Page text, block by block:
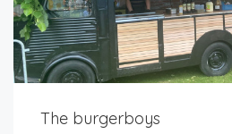
The burgerboys